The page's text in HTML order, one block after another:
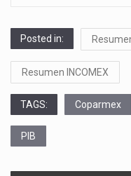
Posted in:
Resumen INCOMEX
TAGS: Coparmex
PIB